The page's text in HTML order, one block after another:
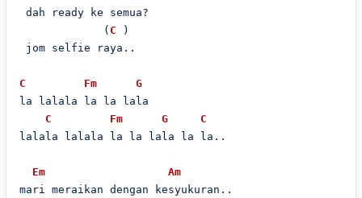
dah ready ke semua?
             (
C )
jom selfie raya..
C Fm
G
la lalala la la lala
C
Fm G
C
lalala lalala la la lala la la..
Em
Am
mari meraikan dengan kesyukuran..